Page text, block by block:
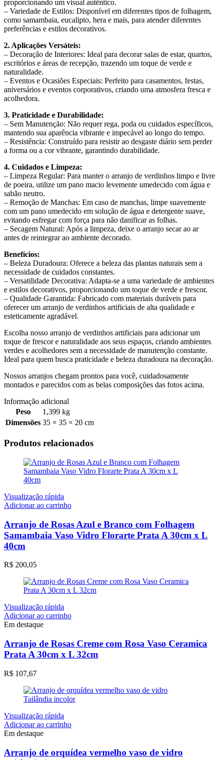
proporcionando um visual autêntico.
– Variedade de Estilos: Disponível em diferentes tipos de folhagem,
como samambaia, eucalipto, hera e mais, para atender diferentes
preferências e estilos decorativos.
2. Aplicações Versáteis:
– Decoração de Interiores: Ideal para decorar salas de estar, quartos,
escritórios e áreas de recepção, trazendo um toque de verde e
naturalidade.
– Eventos e Ocasiões Especiais: Perfeito para casamentos, festas,
aniversários e eventos corporativos, criando uma atmosfera fresca e
acolhedora.
3. Praticidade e Durabilidade:
– Sem Manutenção: Não requer rega, poda ou cuidados específicos,
mantendo sua aparência vibrante e impecável ao longo do tempo.
– Resistência: Construído para resistir ao desgaste diário sem perder
a forma ou a cor vibrante, garantindo durabilidade.
4. Cuidados e Limpeza:
– Limpeza Regular: Para manter o arranjo de verdinhos limpo e livre
de poeira, utilize um pano macio levemente umedecido com água e
sabão neutro.
– Remoção de Manchas: Em caso de manchas, limpe suavemente
com um pano umedecido em solução de água e detergente suave,
evitando esfregar com força para não danificar as folhas.
– Secagem Natural: Após a limpeza, deixe o arranjo secar ao ar
antes de reintegrar ao ambiente decorado.
Benefícios:
– Beleza Duradoura: Oferece a beleza das plantas naturais sem a
necessidade de cuidados constantes.
– Versatilidade Decorativa: Adapta-se a uma variedade de ambientes
e estilos decorativos, proporcionando um toque de verde e frescor.
– Qualidade Garantida: Fabricado com materiais duráveis para
oferecer um arranjo de verdinhos artificiais de alta qualidade e
esteticamente agradável.
Escolha nosso arranjo de verdinhos artificiais para adicionar um
toque de frescor e naturalidade aos seus espaços, criando ambientes
verdes e acolhedores sem a necessidade de manutenção constante.
Ideal para quem busca praticidade e beleza duradoura na decoração.
Nossos arranjos chegam prontos para você, cuidadosamente
montados e parecidos com as belas composições das fotos acima.
Informação adicional
Peso
1,399 kg
Dimensões 35 × 35 × 20 cm
Produtos relacionados
Visualização rápida
Adicionar ao carrinho
Arranjo de Rosas Azul e Branco com Folhagem
Samambaia Vaso Vidro Florarte Prata A 30cm x L
40cm
R$ 200,05
Visualização rápida
Adicionar ao carrinho
Em destaque
Arranjo de Rosas Creme com Rosa Vaso Ceramica
Prata A 30cm x L 32cm
R$ 107,67
Visualização rápida
Adicionar ao carrinho
Em destaque
Arranjo de orquídea vermelho vaso de vidro